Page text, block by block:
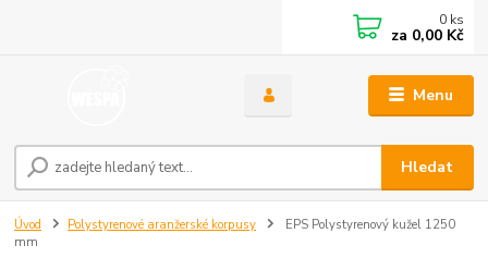
Menu
Hledat
0 ks
za 0,00 Kč
Úvod Polystyrenové aranžerské korpusy
EPS Polystyrenový kužel 1250
mm